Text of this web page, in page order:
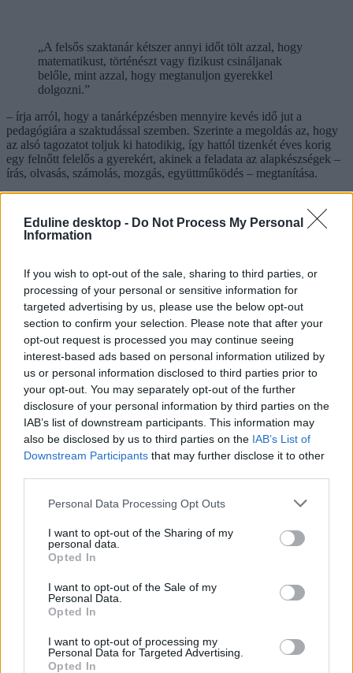
Eduline desktop - Do Not Process My Personal
Information
If you wish to opt-out of the sale, sharing to third parties, or
processing of your personal or sensitive information for
targeted advertising by us, please use the below opt-out
section to confirm your selection. Please note that after your
opt-out request is processed you may continue seeing
interest-based ads based on personal information utilized by
us or personal information disclosed to third parties prior to
your opt-out. You may separately opt-out of the further
disclosure of your personal information by third parties on the
IAB’s list of downstream participants. This information may
also be disclosed by us to third parties on the IAB’s List of
Downstream Participants that may further disclose it to other
Personal Data Processing Opt Outs
I want to opt-out of the Sharing of my
personal data.
Opted In
I want to opt-out of the Sale of my
Personal Data.
Opted In
I want to opt-out of processing my
Personal Data for Targeted Advertising.
Opted In
„A felsős szaktanár kétszer annyi időt tölt azzal, hogy
matematikust, történészt vagy fizikust csináljanak
belőle, mint azzal, hogy megtanuljon gyerekkel
dolgozni.”
– írja arról, hogy a tanárképzésben mennyire kevés idő jut a
pedagógiára a szaktudással szemben. Szerinte a megoldás az, hogy
az alsó tagozatot toljuk ki hatodikig, így hattól tizenkét éves korig
egy felnőtt felelős a gyerekért, akinek a feladata az alapkészségek –
írás, olvasás, számolás, mozgás, együttműködés – megtanítása.
ugyanazt tanítjuk felső tagozatban, mint középiskolában, pedig
ebben a szakaszban az lenne a lényeges, hogy a gyerek megtanuljon
tanulni, önállóan gondolkodni, nem pedig az, hogy előkészítsék a
A szegregáció
A hat- és nyolcosztályos gimnáziumok problémája a sajátos
intézményi struktúrának köszönhetően a szegregáció:
„A központi felvételi nem tehetséget mér. Azt méri, ki
tud erre időt és pénzt fordítani. Szinte kizárólag
diplomás szülők gyerekei kerülnek be. Ez strukturális
szegregáció – nem egyéni rossz szándék eredménye.”
Ugyanakkor hozzátette, a hat- és nyolcosztályos gimnáziumok
eredeti célja nem a szegregáció volt, hanem a felső tagozat
problémáinak megoldása, ez utóbbihoz viszont sosem nyúltak hozzá
– a túljelentkezés pedig így „fokozatosan szelekciós logikát
Mit kéne először meglépni?
Halácsy Péter szerint előbb rendbe kell rakni az általános iskola alsó
ezután lehet érdemben kiszorítani a hatosztályos szelekciót, mert ha
ez utóbbi megszüntetése történik először, nem pedig a felső tagozat
rendbe tétele, akkor a szülők ugyanúgy kimenekítik majd a
tolni a szaktanáros törést, és így a szelekciós mechanizmusok
beindulását is. Zárásként azt írja: